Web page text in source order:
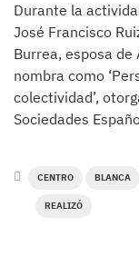
Durante la
José Francisco
Burrea, esposa de
nombra como
colectividad’,
Sociedades
CENTRO BLANCA
REALIZÓ